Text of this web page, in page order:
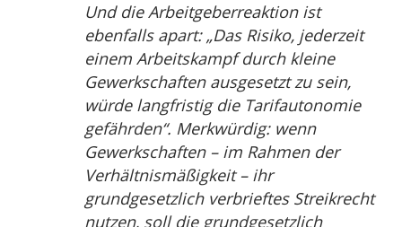
Und die Arbeitgeberreaktion ist
ebenfalls apart: „Das Risiko, jederzeit
einem Arbeitskampf durch kleine
Gewerkschaften ausgesetzt zu sein,
würde langfristig die Tarifautonomie
gefährden“. Merkwürdig: wenn
Gewerkschaften – im Rahmen der
Verhältnismäßigkeit – ihr
grundgesetzlich verbrieftes Streikrecht
nutzen, soll die grundgesetzlich